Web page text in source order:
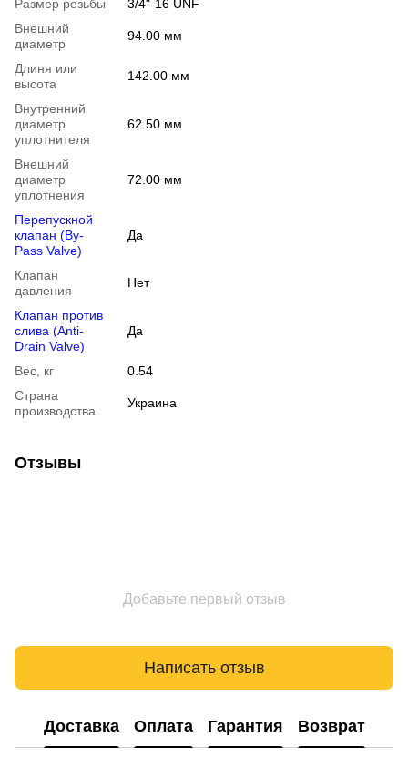
Размер резьбы
3/4"-16 UNF
Внешний
диаметр
94.00 мм
Длиня или
высота
142.00 мм
Внутренний
диаметр
уплотнителя
62.50 мм
Внешний
диаметр
уплотнения
72.00 мм
Перепускной
клапан (By-
Pass Valve)
Да
Клапан
давления
Нет
Клапан против
слива (Anti-
Drain Valve)
Да
Вес, кг
0.54
Страна
производства
Украина
Отзывы
Добавьте первый отзыв
Написать отзыв
Доставка Оплата Гарантия Возврат